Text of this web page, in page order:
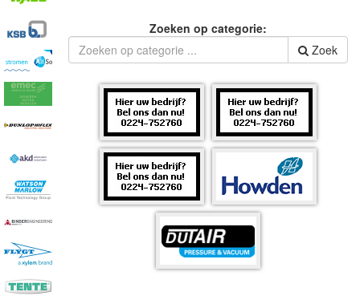
Zoeken op categorie:
Zoek